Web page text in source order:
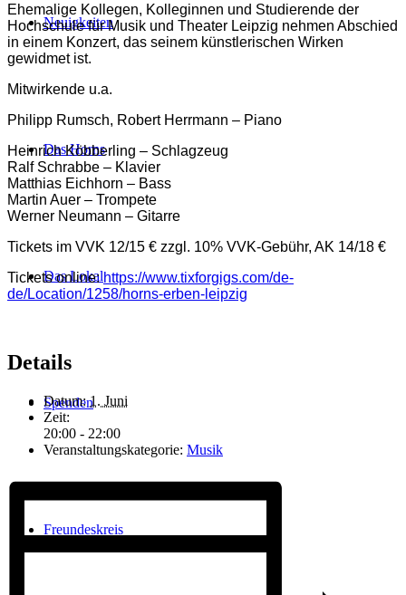
Neuigkeiten
Das Horns
Das Lokal
Spenden
Freundeskreis
Ehemalige Kollegen, Kolleginnen und Studierende der
Hochschule für Musik und Theater Leipzig nehmen Abschied
in einem Konzert, das seinem künstlerischen Wirken
gewidmet ist.
Mitwirkende u.a.
Philipp Rumsch, Robert Herrmann – Piano
Heinrich Köbberling – Schlagzeug
Ralf Schrabbe – Klavier
Matthias Eichhorn – Bass
Martin Auer – Trompete
Werner Neumann – Gitarre
Tickets im VVK 12/15 € zzgl. 10% VVK-Gebühr, AK 14/18 €
Tickets online:https://www.tixforgigs.com/de-
de/Location/1258/horns-erben-leipzig
Details
Datum: 1. Juni
Zeit:
20:00 - 22:00
Veranstaltungskategorie: Musik